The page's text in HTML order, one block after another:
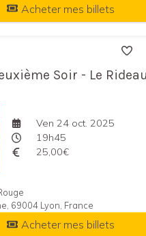
Acheter mes billets
Soir - Le
Ven 24 oct. 2025
19h45
25,00€
69004 Lyon, France
Acheter mes billets